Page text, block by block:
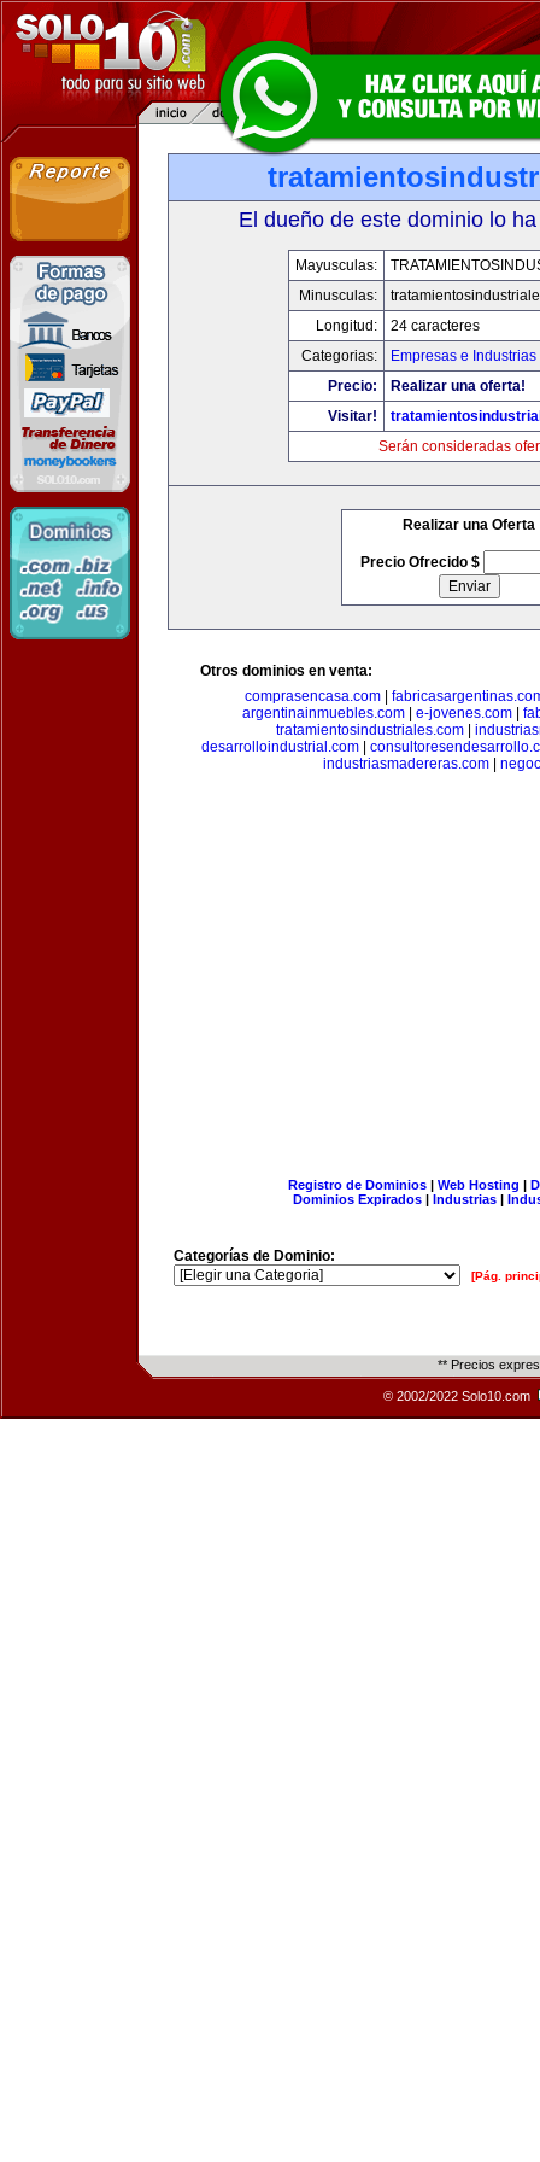
El dueño de este dominio lo
Mayusculas:
Minusculas:
Longitud:
24 caracteres
Categorias:
Empresas e Industrias
Precio:
Realizar una oferta!
Visitar!
Serán consideradas
Realizar una Oferta
Precio Ofrecido $
Otros dominios en venta:
comprasencasa.com|
argentinainmuebles.com| e-jovenes.com|
tratamientosindustriales.com
desarrolloindustrial.com|
industriasmadereras.com|
Registro de Dominios| Web Hosting |
Dominios Expirados | Industrias |
Categorías de Dominio:
[Pág.
** Precios
© 2002/2022 Solo10.com